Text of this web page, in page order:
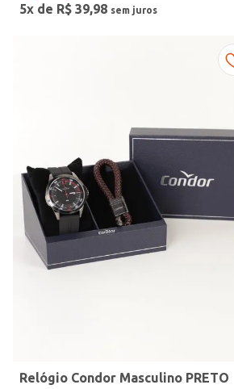
5x de R$ 39,98
Relógio Condor Masculino PRETO